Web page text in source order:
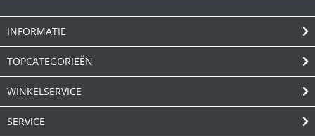
INFORMATIE
TOPCATEGORIEËN
WINKELSERVICE
SERVICE